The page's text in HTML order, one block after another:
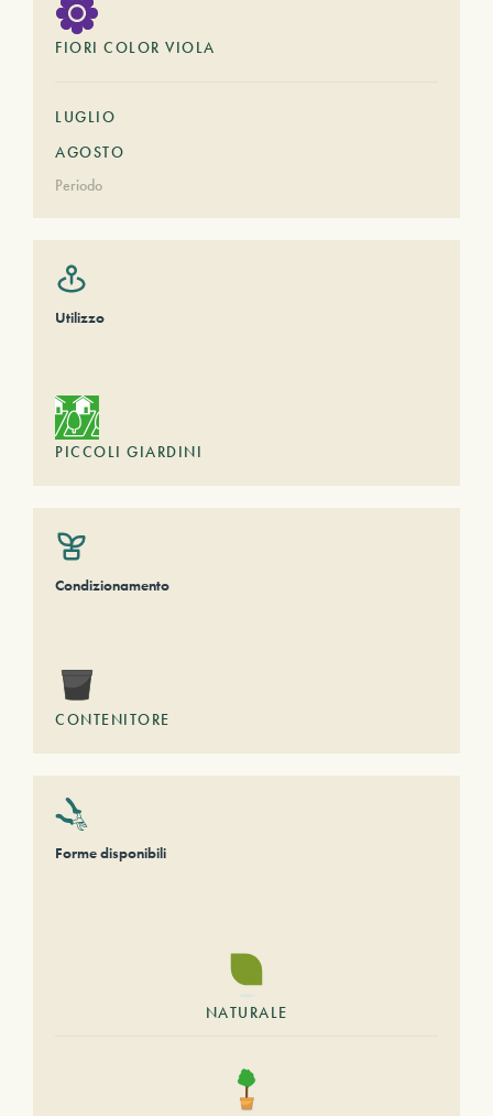
FIORI COLOR VIOLA
LUGLIO
AGOSTO
Periodo
Utilizzo
PICCOLI GIARDINI
Condizionamento
CONTENITORE
Forme disponibili
NATURALE